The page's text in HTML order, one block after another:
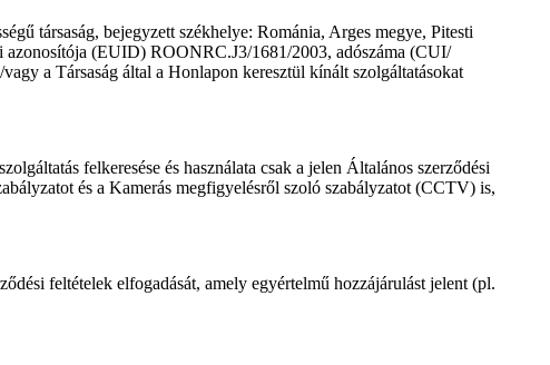
társaság, bejegyzett székhelye: Románia, Arges megye, Pitesti
azonosítója (EUID) ROONRC.J3/1681/2003, adószáma (CUI/
a Társaság által a Honlapon keresztül kínált szolgáltatásokat
felkeresése és használata csak a jelen Általános szerződési
és a Kamerás megfigyelésről szoló szabályzatot (CCTV) is,
feltételek elfogadását, amely egyértelmű hozzájárulást jelent (pl.